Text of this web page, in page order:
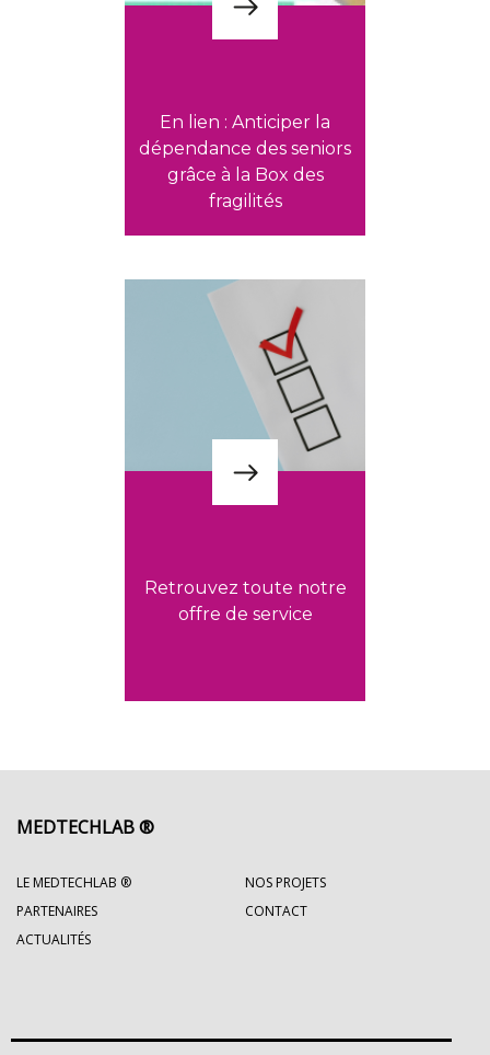
En lien : Anticiper la
dépendance des seniors
grâce à la Box des
fragilités
Retrouvez toute notre
offre de service
MEDTECHLAB ®
LE MEDTECHLAB ®
NOS PROJETS
PARTENAIRES
CONTACT
ACTUALITÉS